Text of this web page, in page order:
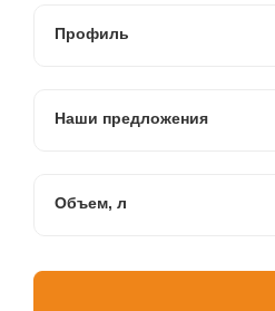
Профиль
Наши предложения
Объем, л